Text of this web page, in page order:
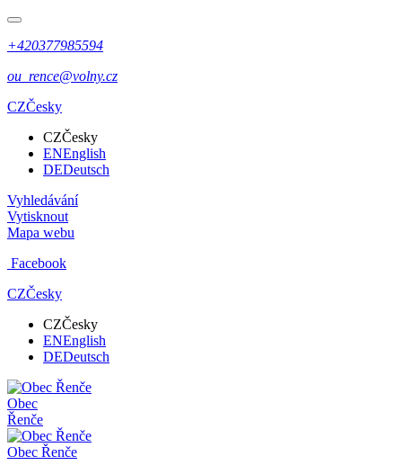
+420377985594
ou_rence@volny.cz
CZČesky
CZČesky
ENEnglish
DEDeutsch
Vyhledávání
Vytisknout
Mapa webu
Facebook
CZČesky
CZČesky
ENEnglish
DEDeutsch
Obec
Řenče
Obec Řenče